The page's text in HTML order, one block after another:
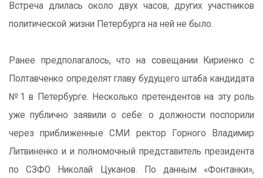
Встреча длилась около двух часов, других участников
политической жизни Петербурга на ней не было.
Ранее предполагалось, что на совещании Кириенко с
Полтавченко определят главу будущего штаба кандидата
№1 в Петербурге. Несколько претендентов на эту роль
уже публично заявили о себе: о должности поспорили
через приближенные СМИ ректор Горного Владимир
Литвиненко и и полномочный представитель президента
по СЗФО Николай Цуканов. По данным «Фонтанки»,